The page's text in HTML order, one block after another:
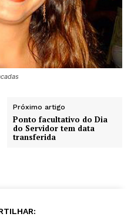
Próximo artigo
Ponto facultativo do Dia
do Servidor tem data
transferida